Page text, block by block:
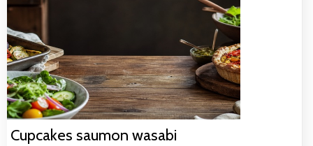
Cupcakes saumon wasabi